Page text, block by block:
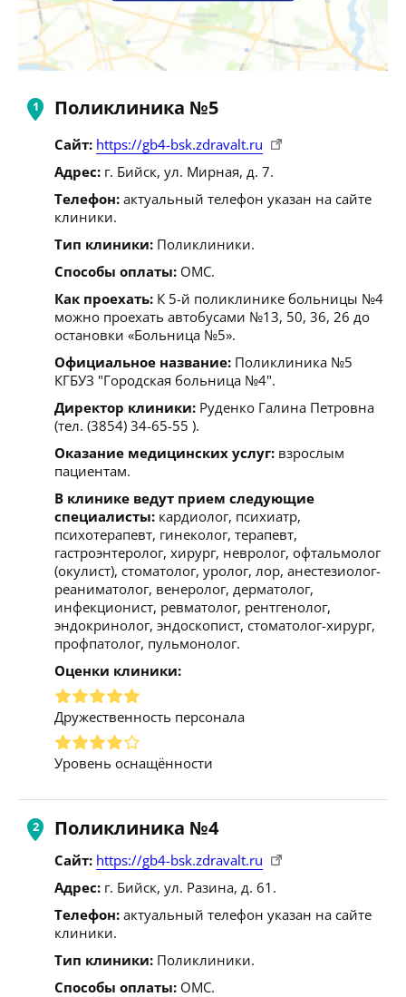
Поликлиника №5
Сайт: https://gb4-bsk.zdravalt.ru
Адрес: г. Бийск, ул. Мирная, д. 7.
Телефон: актуальный телефон указан на сайте
клиники.
Тип клиники: Поликлиники.
Способы оплаты: ОМС.
Как проехать: К 5-й поликлинике больницы №4
можно проехать автобусами №13, 50, 36, 26 до
остановки «Больница №5».
Официальное название: Поликлиника №5
КГБУЗ "Городская больница №4".
Директор клиники: Руденко Галина Петровна
(тел. (3854) 34-65-55 ).
Оказание медицинских услуг: взрослым
пациентам.
В клинике ведут прием следующие
специалисты: кардиолог, психиатр,
психотерапевт, гинеколог, терапевт,
гастроэнтеролог, хирург, невролог, офтальмолог
(окулист), стоматолог, уролог, лор, анестезиолог-
реаниматолог, венеролог, дерматолог,
инфекционист, ревматолог, рентгенолог,
эндокринолог, эндоскопист, стоматолог-хирург,
профпатолог, пульмонолог.
Оценки клиники:
Дружественность персонала
Уровень оснащённости
Поликлиника №4
Сайт: https://gb4-bsk.zdravalt.ru
Адрес: г. Бийск, ул. Разина, д. 61.
Телефон: актуальный телефон указан на сайте
клиники.
Тип клиники: Поликлиники.
Способы оплаты: ОМС.